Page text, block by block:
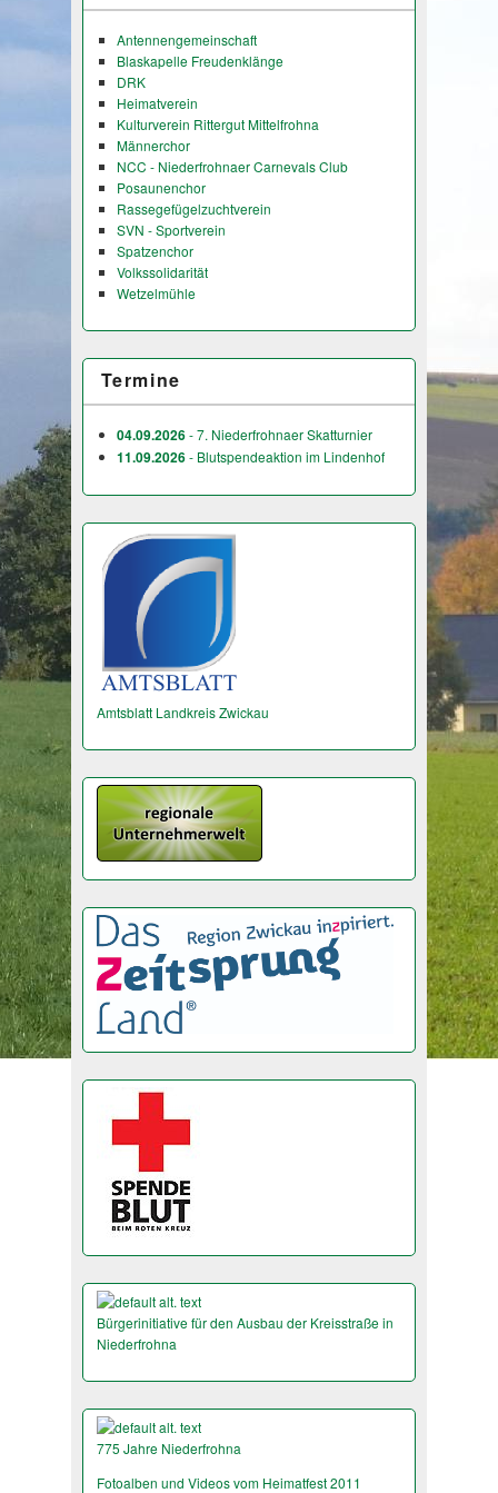
Antennengemeinschaft
Blaskapelle Freudenklänge
DRK
Heimatverein
Kulturverein Rittergut Mittelfrohna
Männerchor
NCC - Niederfrohnaer Carnevals Club
Posaunenchor
Rassegefügelzuchtverein
SVN - Sportverein
Spatzenchor
Volkssolidarität
Wetzelmühle
Termine
04.09.2026- 7. Niederfrohnaer Skatturnier
11.09.2026- Blutspendeaktion im Lindenhof
Amtsblatt Landkreis Zwickau
Bürgerinitiative für den Ausbau der Kreisstraße in
Niederfrohna
775 Jahre Niederfrohna
Fotoalben und Videos vom Heimatfest 2011